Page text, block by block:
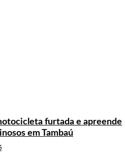
furtada e apreende
em Tambaú